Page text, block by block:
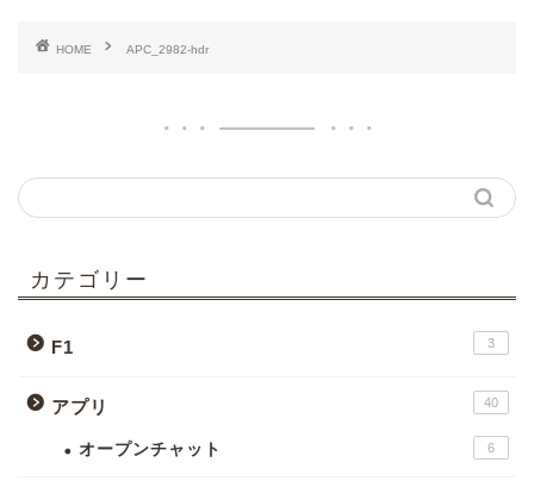
HOME APC_2982-hdr
カテゴリー
F1 3
アプリ 40
オープンチャット 6